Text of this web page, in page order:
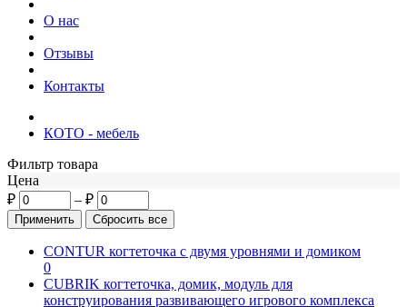
О нас
Отзывы
Контакты
КОТО - мебель
Фильтр товара
Цена
₽
– ₽
CONTUR когтеточка с двумя уровнями и домиком
0
CUBRIK когтеточка, домик, модуль для
конструирования развивающего игрового комплекса